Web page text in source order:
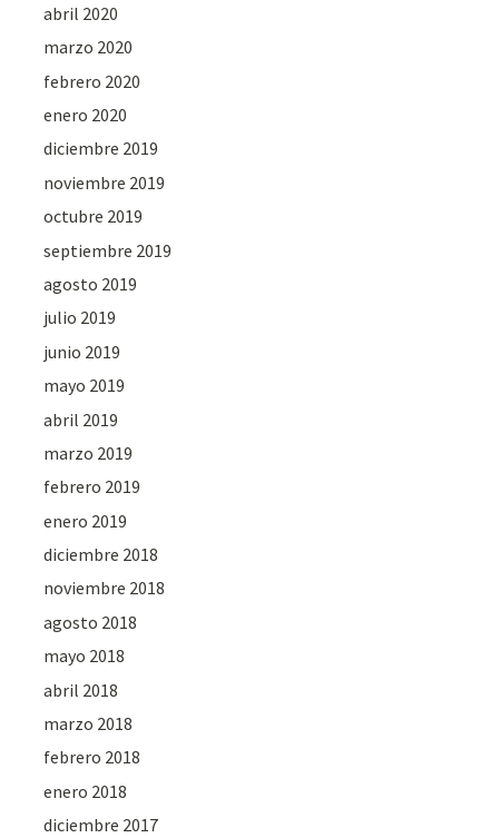
abril 2020
marzo 2020
febrero 2020
enero 2020
diciembre 2019
noviembre 2019
octubre 2019
septiembre 2019
agosto 2019
julio 2019
junio 2019
mayo 2019
abril 2019
marzo 2019
febrero 2019
enero 2019
diciembre 2018
noviembre 2018
agosto 2018
mayo 2018
abril 2018
marzo 2018
febrero 2018
enero 2018
diciembre 2017